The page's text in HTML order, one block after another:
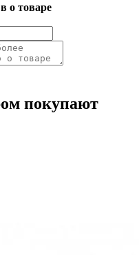
о товаре
покупают